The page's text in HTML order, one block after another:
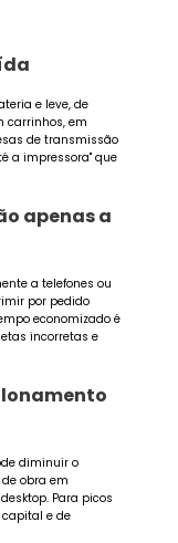
e leve, de
carrinhos, em
de transmissão
a impressora" que
apenas a
a telefones ou
por pedido
economizado é
incorretas e
diminuir o
obra em
Para picos
e de